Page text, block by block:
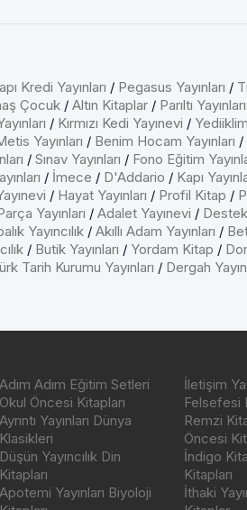
Kredi Yayınları / Pegasus Yayınları /
Çocuk / Altın Kitaplar / Parıltı Yayınları
/ Kırmızı Kedi Yayınevi /
Yayınları / Benim Hocam Yayınları /
/ Sınav Yayınları / Fono Eğitim
/ İmece / D'Addario / Kapı
/ Hayat Yayınları / Profil Kitap /
Yayınları / Adalet Yayınevi /
Yayıncılık / Akıllı Adam Yayınları /
/ Butik Yayınları / Yordam Kitap /
Tarih Kurumu Yayınları / Dergah
Adım Adım Eğitim Setleri
Okul Öncesi Kitapları
Ayrıntı Yayınları Dünya
Klasikleri
Düşün Yayıncılık Din
Kitapları
Apotemi Yayınları Biyoloji
İletişim
Felsefesi
Remzi
Öncesi
İndigo
Kitapları
İthaki